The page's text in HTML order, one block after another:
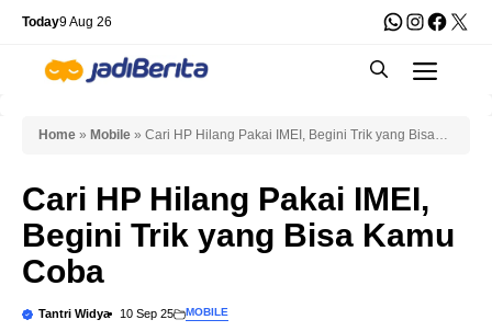
Skip
content
Today9 Aug 26 WhatsApp
X
Home » Mobile » Cari HP Hilang Pakai IMEI, Begini Trik yang Bisa
Cari HP Hilang Pakai IMEI,
Begini Trik yang Bisa Kamu
Coba
Tantri Widya 10 Sep 25 MOBILE